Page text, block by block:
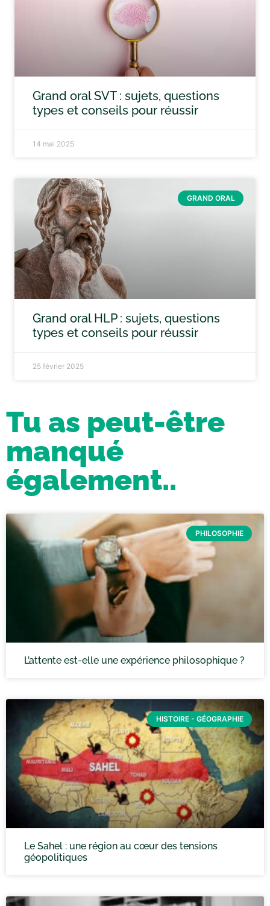
Grand oral SVT : sujets, questions
types et conseils pour réussir
14 mai 2025
GRAND ORAL
Grand oral HLP : sujets, questions
types et conseils pour réussir
25 février 2025
Tu as peut-être
manqué
également..
PHILOSOPHIE
L’attente est-elle une expérience philosophique ?
HISTOIRE - GÉOGRAPHIE
Le Sahel : une région au cœur des tensions
géopolitiques